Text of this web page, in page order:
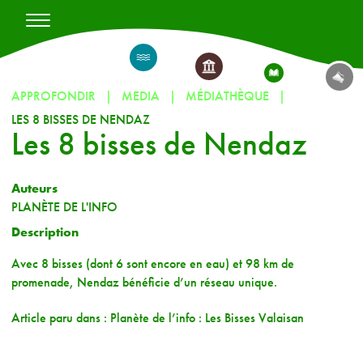
APPROFONDIR MEDIA
MÉDIATHÈQUE
LES 8 BISSES DE NENDAZ
Les 8 bisses de Nendaz
Auteurs
PLANÈTE DE L'INFO
Description
Avec 8 bisses (dont 6 sont encore en eau) et 98 km de
promenade, Nendaz bénéficie d’un réseau unique.
Article paru dans : Planète de l’info : Les Bisses Valaisan